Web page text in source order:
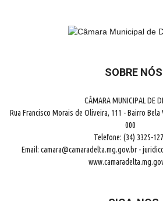
SOBRE NÓS
CÂMARA MUNICIPAL DE
Rua Francisco Morais de Oliveira, 111 - Bairro Bela
000
Telefone: (34) 3325-
Email: camara@camaradelta.mg.gov.br -